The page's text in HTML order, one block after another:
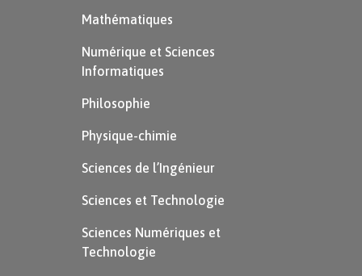
Mathématiques
Numérique et Sciences
Informatiques
Philosophie
Physique-chimie
Sciences de l’Ingénieur
Sciences et Technologie
Sciences Numériques et
Technologie